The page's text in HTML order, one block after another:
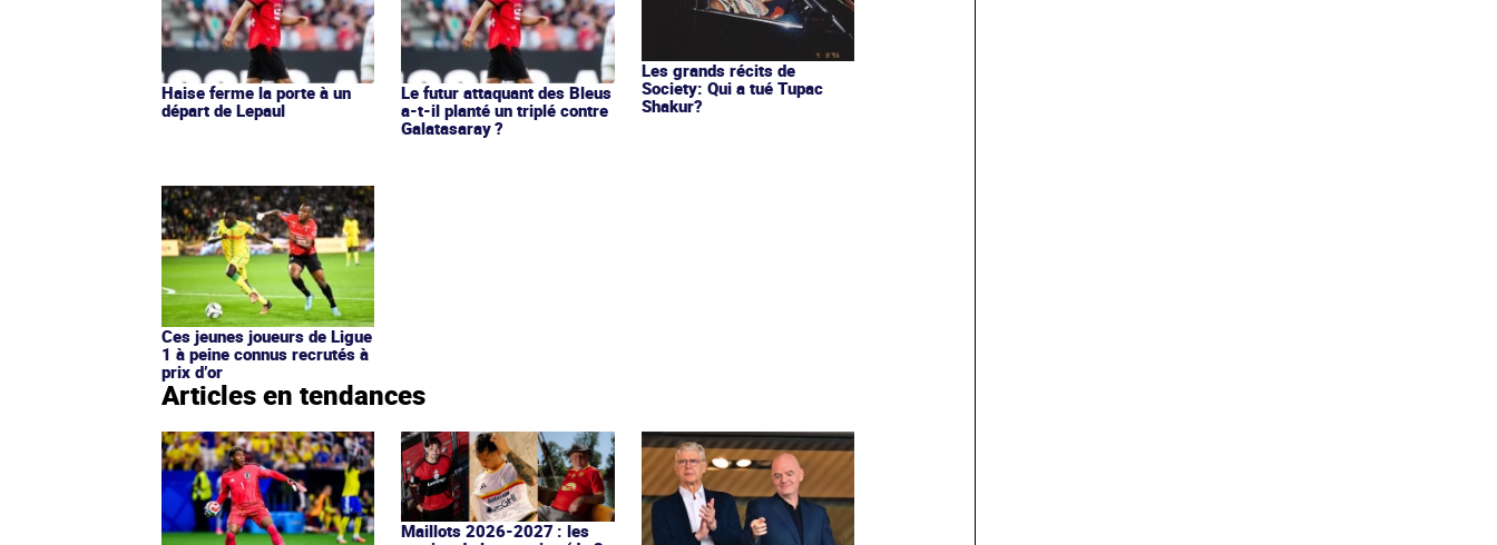
Haise ferme la porte à un
départ de Lepaul
Le futur attaquant des Bleus
a-t-il planté un triplé contre
Galatasaray ?
Les grands récits de
Society: Qui a tué Tupac
Shakur?
Ces jeunes joueurs de Ligue
1 à peine connus recrutés à
prix d’or
Articles en tendances
Maillots 2026-2027 : les